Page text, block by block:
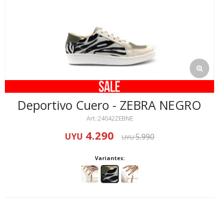
Deportivo Cuero - ZEBRA NEGRO
24042ZEBNE
UYU 4.290 UYU5.990
Variantes: